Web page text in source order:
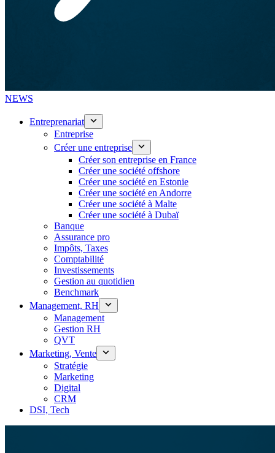
NEWS
Entreprenariat
Entreprise
Créer une entreprise
Créer son entreprise en France
Créer une société offshore
Créer une société en Estonie
Créer une société en Andorre
Créer une société à Malte
Créer une société à Dubaï
Banque
Assurance pro
Impôts, Taxes
Comptabilité
Investissements
Gestion au quotidien
Benchmark
Management, RH
Management
Gestion RH
QVT
Marketing, Vente
Stratégie
Marketing
Digital
CRM
DSI, Tech